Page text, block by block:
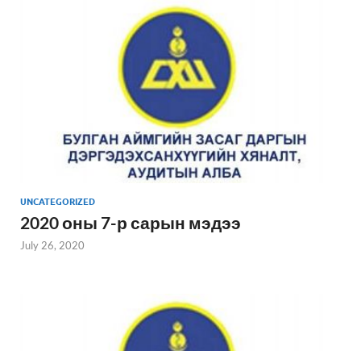
UNCATEGORIZED
2020 оны 7-р сарын мэдээ
July 26, 2020